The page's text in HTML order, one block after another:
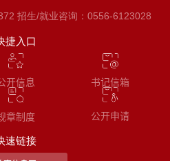
招生/就业咨询：0556-6123028
捷入口
开信息 书记信箱
章制度 公开申请
速链接